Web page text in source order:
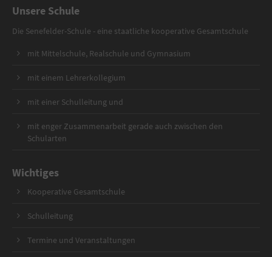
Unsere Schule
Die Senefelder-Schule - eine staatliche kooperative Gesamtschule
mit Mittelschule, Realschule und Gymnasium
mit einem Lehrerkollegium
mit einer Schulleitung und
mit enger Zusammenarbeit gerade auch zwischen den
Schularten
Wichtiges
Kooperative Gesamtschule
Schulleitung
Termine und Veranstaltungen